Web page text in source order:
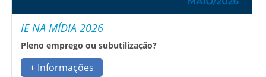
IE NA MÍDIA 2026
Pleno emprego ou subutilização?
+ Informações